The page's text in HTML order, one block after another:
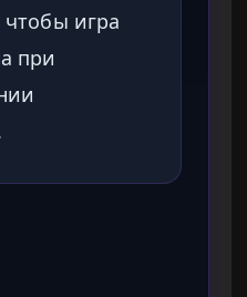
игра
при